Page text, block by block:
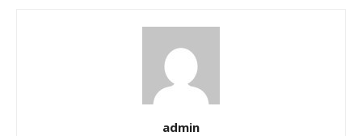
admin